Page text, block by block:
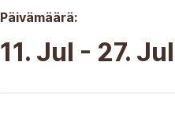
Päivämäärä:
11. Jul - 27. Jul